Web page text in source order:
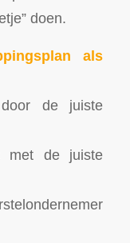
doen.
als
de juiste
met de juiste